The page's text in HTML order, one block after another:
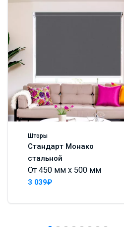
Шторы
Стандарт Монако
стальной
От 450 мм x 500 мм
3 039₽